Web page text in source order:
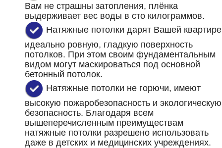
Вам не страшны затопления, плёнка
выдерживает вес воды в сто килограммов.
Натяжные потолки дарят Вашей квартире
идеально ровную, гладкую поверхность
потолков. При этом своим фундаментальным
видом могут маскироваться под основной
бетонный потолок.
Натяжные потолки не горючи, имеют
высокую пожаробезопасность и экологическую
безопасность. Благодаря всем
вышеперечисленным преимуществам
натяжные потолки разрешено использовать
даже в детских и медицинских учреждениях.